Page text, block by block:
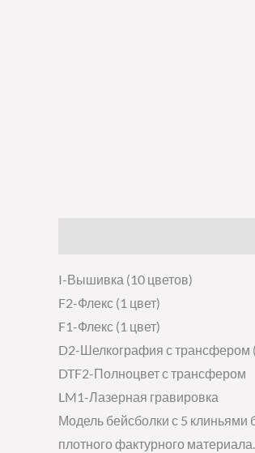
I-Вышивка (10 цветов)
F2-Флекс (1 цвет)
F1-Флекс (1 цвет)
D2-Шелкография с трансфером
DTF2-Полноцвет с трансфером
LM1-Лазерная гравировка
Модель бейсболки с 5
плотного фактурного материала.